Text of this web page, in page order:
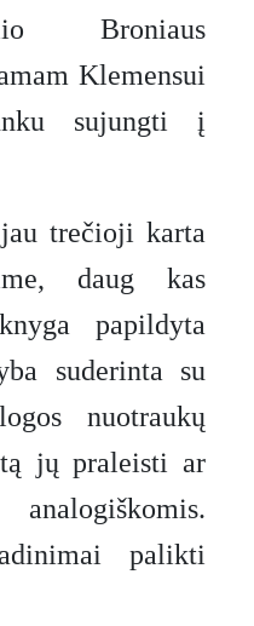
Broniaus
Klemensui
sujungti į
trečioji karta
daug kas
papildyta
suderinta su
nuotraukų
jų praleisti ar
palikti